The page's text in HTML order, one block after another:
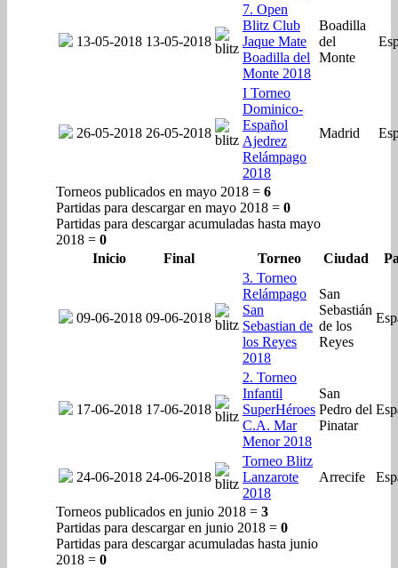
13-05-2018 13-05-2018
7. Open
Blitz Club
Jaque Mate
Boadilla del
Monte 2018
Boadilla
del
Monte
26-05-2018 26-05-2018
I Torneo
Dominico-
Español
Ajedrez
Relámpago
2018
Madrid
Torneos publicados en mayo 2018 = 6
Partidas para descargar en mayo 2018 = 0
Partidas para descargar acumuladas hasta mayo
2018 = 0
Inicio
Final Torneo Ciudad
09-06-2018 09-06-2018
3. Torneo
Relámpago
San
Sebastian de
los Reyes
2018
San
Sebastián
de los
Reyes
17-06-2018 17-06-2018
2. Torneo
Infantil
SuperHéroes
C.A. Mar
Menor 2018
San
Pedro del
Pinatar
24-06-2018 24-06-2018
Torneo Blitz
Lanzarote
2018
Arrecife
Torneos publicados en junio 2018 = 3
Partidas para descargar en junio 2018 = 0
Partidas para descargar acumuladas hasta junio
2018 = 0